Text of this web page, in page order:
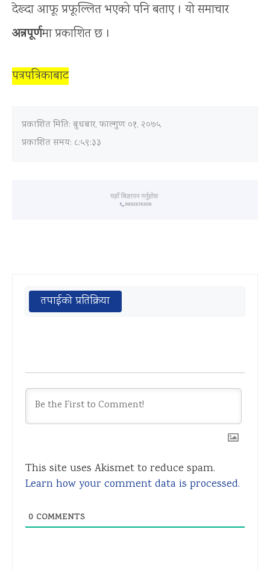
देख्दा आफू प्रफूल्लित भएको पनि बताए । यो समाचार
अन्नपूर्णमा प्रकाशित छ ।
पत्रपत्रिकाबाट
प्रकाशित मिति: बुधबार, फाल्गुण ०१, २०७५
प्रकाशित समय: ८:५९:३३
तपाईको प्रतिक्रिया
This site uses Akismet to reduce spam.
Learn how your comment data is processed.
0 COMMENTS